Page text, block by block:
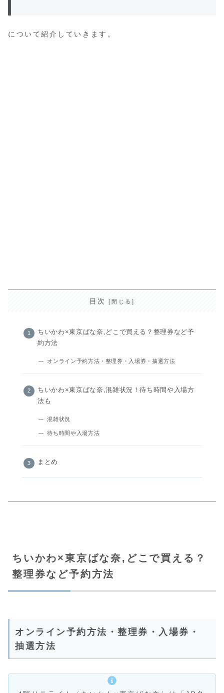
について紹介していきます。
目次
ちいかわ×東京ばな奈,どこで買える？整理券など予
約方法
オンライン予約方法・整理券・入場券・抽選方法
ちいかわ×東京ばな奈,混雑状況！待ち時間や入場方
法も
混雑状況
待ち時間や入場方法
まとめ
ちいかわ×東京ばな奈,どこで買える？
整理券など予約方法
オンライン予約方法・整理券・入場券・
抽選方法